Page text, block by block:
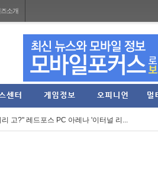
소개
15주년 기념 오케스트라 콘서트 10월 ...
고?" 레드포스 PC 아레나 '이터널 리...